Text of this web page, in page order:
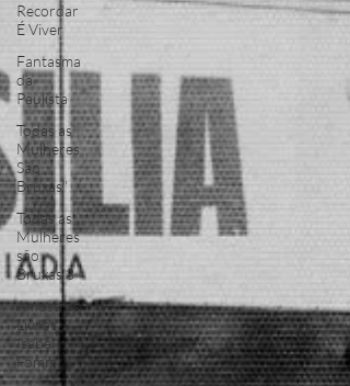
Recordar
É Viver
Fantasma
da
Paulista
Todas as
Mulheres
São
Bruxas"
Todas as
Mulheres
são
Bruxas 3
Amostras
Livros
Isabel
Fomm